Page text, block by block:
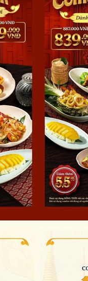
tối đa
đa:30 phút (Trừ ngày Lễ
trên mỗi lượt đặt
vui lòng liên hệ để biết
cụ thể như sau:
VAT
xuất hóa đơn trực tiếp,
vui lòng liên hệ để biết
Có, cụ thể như
vui lòng liên hệ để biết